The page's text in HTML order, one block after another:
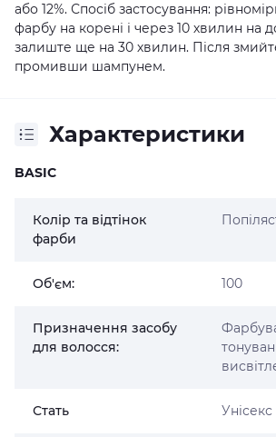
або 12%. Спосіб застосування:
фарбу на корені і через 10 хвилин на
залиште ще на 30 хвилин. Після
промивши шампунем.
Характеристики
BASIC
Колір та відтінок
фарби
Об'єм: 100
Призначення засобу
для волосся:
Стать Унісекс